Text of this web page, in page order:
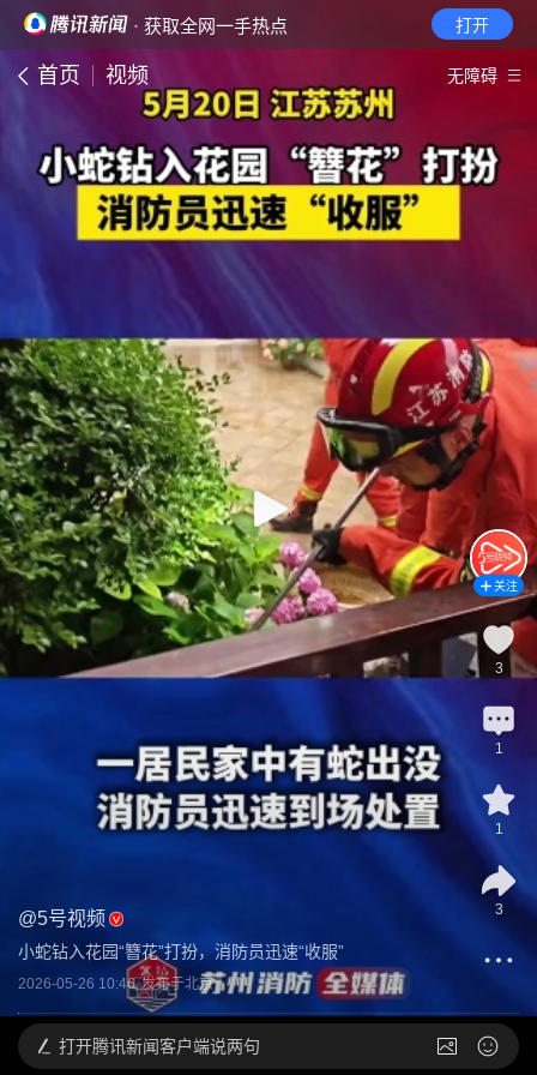
· 获取全网一手热点 打开
首页 视频 无障碍
@5号视频
小蛇钻入花园“簪花”打扮，消防员迅速“收服”
2026-05-26 10:46 发布于北京
关注
3
1
1
3
打开腾讯新闻客户端说两句